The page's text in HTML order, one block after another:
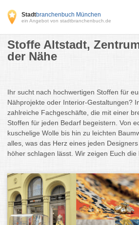
Stadtbranchenbuch München
ein Angebot von stadtbranchenbuch.de
Stoffe Altstadt,
der Nähe
Ihr sucht nach hochwertigen Stoffen für
Nähprojekte oder Interior-Gestaltungen?
zahlreiche Fachgeschäfte, die mit einer
Stoffen für jeden Bedarf begeistern. Von
kuschelige Wolle bis hin zu leichten
alles, was das Herz eines jeden
höher schlagen lässt. Wir zeigen Euch die